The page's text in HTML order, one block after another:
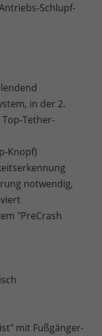
Schlupf-
in der 2.
Tether-
Knopf)
notwendig,
"PreCrash
mit Fußgänger-